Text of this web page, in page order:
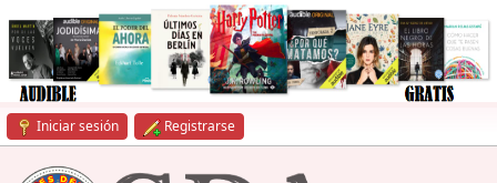
Iniciar sesión Registrarse